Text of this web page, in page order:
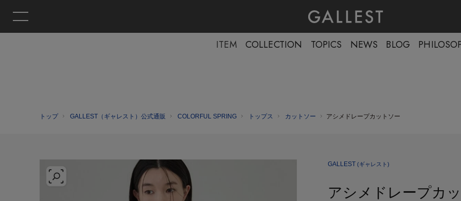
ITEM COLLECTION TOPICS NEWS BLOG
トップ GALLEST（ギャレスト）公式通販 COLORFUL SPRING トップス カットソー アシメドレープカットソー
GALLEST (ギャレスト)
アシメドレープカ